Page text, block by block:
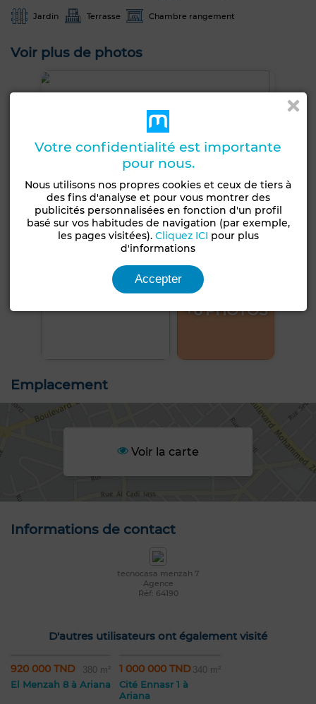
Jardin Terrasse Chambre rangement
Voir plus de photos
+6 PHOTOS
Emplacement
Voir la carte
Informations de contact
tecnocasa menzah 7
Agence
Réf: 64190
D'autres utilisateurs ont également visité
920 000 TND 380 m²
El Menzah 8 à Ariana
1 000 000 TND 340 m²
Cité Ennasr 1 à
Ariana
Votre confidentialité est importante
pour nous.
Nous utilisons nos propres cookies et ceux de tiers à
des fins d'analyse et pour vous montrer des
publicités personnalisées en fonction d'un profil
basé sur vos habitudes de navigation (par exemple,
les pages visitées). Cliquez ICI pour plus
d'informations
Accepter